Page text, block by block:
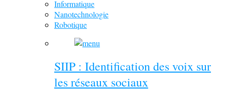
Informatique
Nanotechnologie
Robotique
SIIP : Identification des voix sur
les réseaux sociaux